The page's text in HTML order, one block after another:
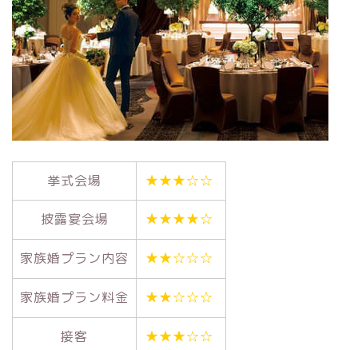
挙式会場 ★★★☆☆
披露宴会場 ★★★★☆
家族婚プラン内容 ★★☆☆☆
家族婚プラン料金 ★★☆☆☆
接客 ★★★☆☆